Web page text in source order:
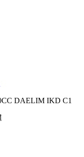
DAELIM IKD C1